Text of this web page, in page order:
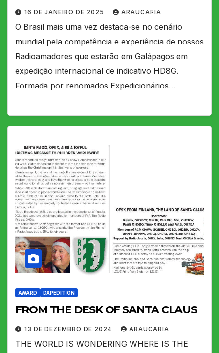
16 DE JANEIRO DE 2025 ARAUCARIA
O Brasil mais uma vez destaca-se no cenário
mundial pela competência e experiência de nossos
Radioamadores que estarão em Galápagos em
expedição internacional de indicativo HD8G.
Formada por renomados Expedicionários…
AWARD DXPEDITION
FROM THE DESK OF SANTA CLAUS
13 DE DEZEMBRO DE 2024 ARAUCARIA
THE WORLD IS WONDERING WHERE IS THE